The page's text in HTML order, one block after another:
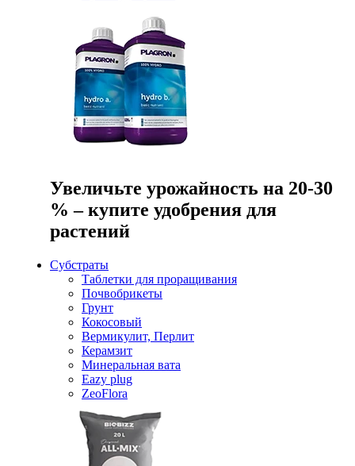
Увеличьте урожайность на 20-30
% – купите удобрения для
растений
Субстраты
Таблетки для проращивания
Почвобрикеты
Грунт
Кокосовый
Вермикулит, Перлит
Керамзит
Минеральная вата
Eazy plug
ZeoFlora